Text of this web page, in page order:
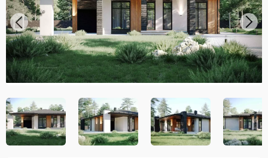
Вход/Регистрация
Previous Next